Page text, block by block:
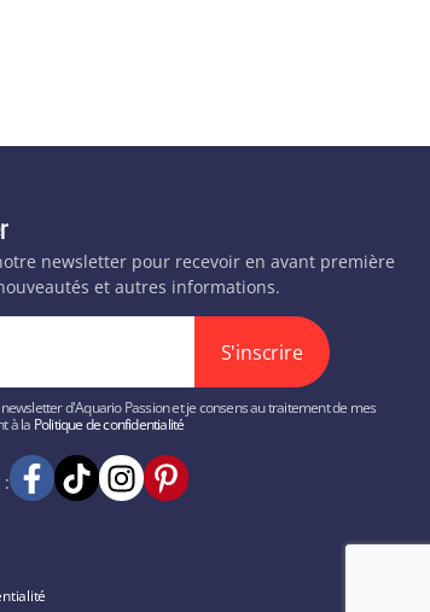
newsletter pour recevoir en avant première
et autres informations.
d'Aquario Passion et je consens au traitement de mes
à la Politique de confidentialité
S'inscrire